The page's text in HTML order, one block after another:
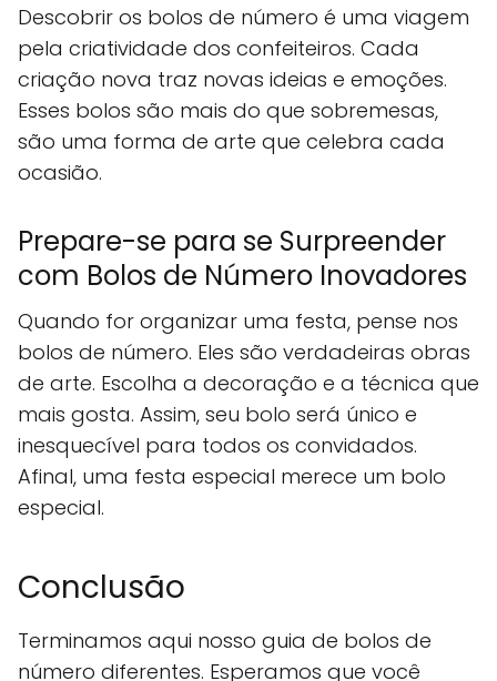
Descobrir os bolos de número é uma viagem
pela criatividade dos confeiteiros. Cada
criação nova traz novas ideias e emoções.
Esses bolos são mais do que sobremesas,
são uma forma de arte que celebra cada
ocasião.
Prepare-se para se Surpreender
com Bolos de Número Inovadores
Quando for organizar uma festa, pense nos
bolos de número. Eles são verdadeiras obras
de arte. Escolha a decoração e a técnica que
mais gosta. Assim, seu bolo será único e
inesquecível para todos os convidados.
Afinal, uma festa especial merece um bolo
especial.
Conclusão
Terminamos aqui nosso guia de bolos de
número diferentes. Esperamos que você